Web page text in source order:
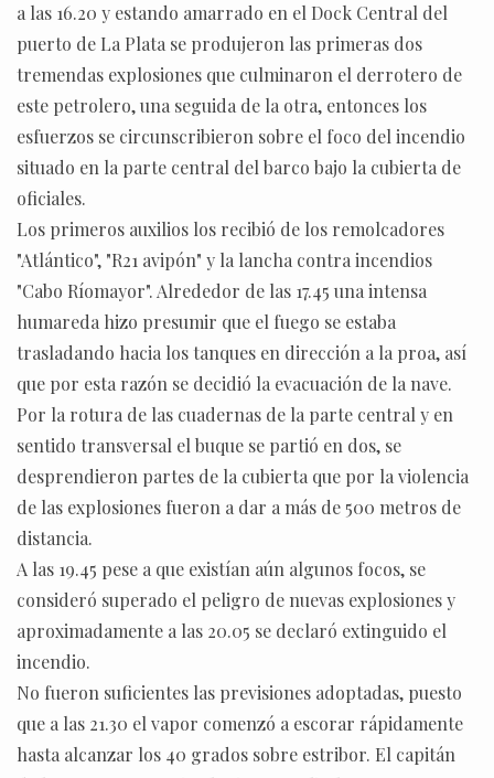
a las 16.20 y estando amarrado en el Dock Central del
puerto de La Plata se produjeron las primeras dos
tremendas explosiones que culminaron el derrotero de
este petrolero, una seguida de la otra, entonces los
esfuerzos se circunscribieron sobre el foco del incendio
situado en la parte central del barco bajo la cubierta de
oficiales.
Los primeros auxilios los recibió de los remolcadores
"Atlántico", "R21 avipón" y la lancha contra incendios
"Cabo Ríomayor". Alrededor de las 17.45 una intensa
humareda hizo presumir que el fuego se estaba
trasladando hacia los tanques en dirección a la proa, así
que por esta razón se decidió la evacuación de la nave.
Por la rotura de las cuadernas de la parte central y en
sentido transversal el buque se partió en dos, se
desprendieron partes de la cubierta que por la violencia
de las explosiones fueron a dar a más de 500 metros de
distancia.
A las 19.45 pese a que existían aún algunos focos, se
consideró superado el peligro de nuevas explosiones y
aproximadamente a las 20.05 se declaró extinguido el
incendio.
No fueron suficientes las previsiones adoptadas, puesto
que a las 21.30 el vapor comenzó a escorar rápidamente
hasta alcanzar los 40 grados sobre estribor. El capitán